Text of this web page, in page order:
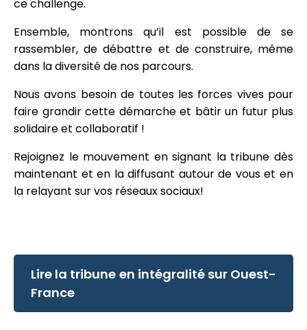
ce challenge.
Ensemble, montrons qu’il est possible de se
rassembler, de débattre et de construire, même
dans la diversité de nos parcours.
Nous avons besoin de toutes les forces vives pour
faire grandir cette démarche et bâtir un futur plus
solidaire et collaboratif !
Rejoignez le mouvement en signant la tribune dès
maintenant et en la diffusant autour de vous et en
la relayant sur vos réseaux sociaux!
Lire la tribune en intégralité sur Ouest-
France